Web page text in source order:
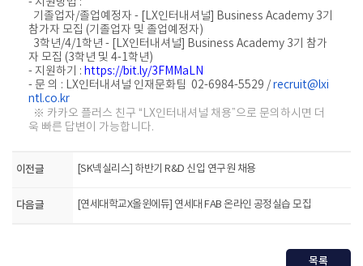
- 지원방법 :
기졸업자/졸업예정자 - [LX인터내셔널] Business Academy 3기
참가자 모집 (기졸업자 및 졸업예정자)
3학년/4/1학년 - [LX인터내셔널] Business Academy 3기 참가
자 모집 (3학년 및 4-1학년)
- 지원하기 : https://bit.ly/3FMMaLN
- 문 의 : LX인터내셔널 인재문화팀 02-6984-5529 /recruit@lxi
ntl.co.kr
※ 카카오 플러스 친구 “LX인터내셔널 채용”으로 문의하시면 더
욱 빠른 답변이 가능합니다.
이전글 [SK넥실리스] 하반기 R&D 신입 연구원 채용
다음글 [연세대학교X올윈에듀] 연세대 FAB 온라인 공정실습 모집
목록